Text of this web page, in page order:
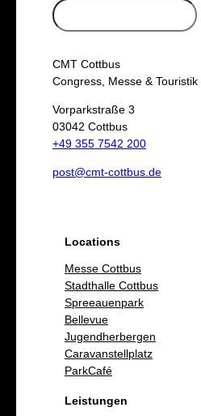
S
u
c
h
e
n
CMT Cottbus
Congress, Messe & Touristik
Vorparkstraße 3
03042 Cottbus
+49 355 7542 200
post@cmt-cottbus.de
Locations
Messe Cottbus
Stadthalle Cottbus
Spreeauenpark
Bellevue
Jugendherbergen
Caravanstellplatz
ParkCafé
Leistungen